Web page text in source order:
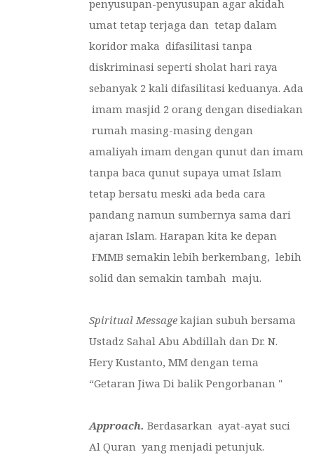
penyusupan-penyusupan agar akidah
umat tetap terjaga dan tetap dalam
koridor maka difasilitasi tanpa
diskriminasi seperti sholat hari raya
sebanyak 2 kali difasilitasi keduanya. Ada
imam masjid 2 orang dengan disediakan
rumah masing-masing dengan
amaliyah imam dengan qunut dan imam
tanpa baca qunut supaya umat Islam
tetap bersatu meski ada beda cara
pandang namun sumbernya sama dari
ajaran Islam. Harapan kita ke depan
FMMB semakin lebih berkembang, lebih
solid dan semakin tambah maju.
Spiritual Message kajian subuh bersama
Ustadz Sahal Abu Abdillah dan Dr. N.
Hery Kustanto, MM dengan tema
“Getaran Jiwa Di balik Pengorbanan "
Approach. Berdasarkan ayat-ayat suci
Al Quran yang menjadi petunjuk.